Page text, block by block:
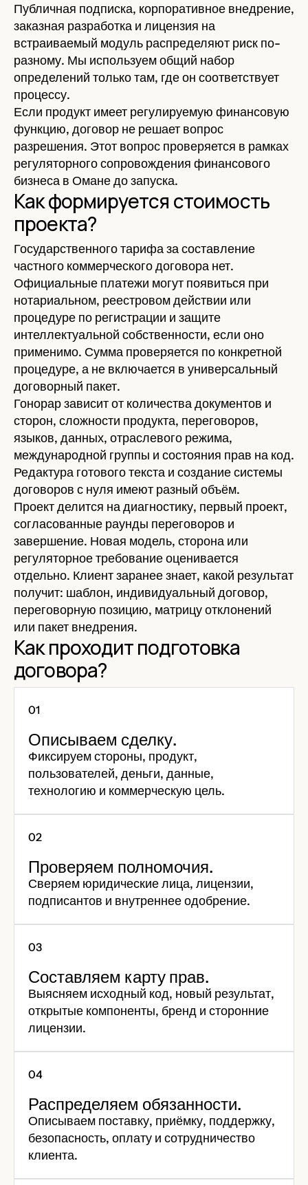
Публичная подписка, корпоративное внедрение,
заказная разработка и лицензия на
встраиваемый модуль распределяют риск по-
разному. Мы используем общий набор
определений только там, где он соответствует
процессу.
Если продукт имеет регулируемую финансовую
функцию, договор не решает вопрос
разрешения. Этот вопрос проверяется в рамках
регуляторного сопровождения финансового
бизнеса в Омане до запуска.
Как формируется стоимость
проекта?
Государственного тарифа за составление
частного коммерческого договора нет.
Официальные платежи могут появиться при
нотариальном, реестровом действии или
процедуре по регистрации и защите
интеллектуальной собственности, если оно
применимо. Сумма проверяется по конкретной
процедуре, а не включается в универсальный
договорный пакет.
Гонорар зависит от количества документов и
сторон, сложности продукта, переговоров,
языков, данных, отраслевого режима,
международной группы и состояния прав на код.
Редактура готового текста и создание системы
договоров с нуля имеют разный объём.
Проект делится на диагностику, первый проект,
согласованные раунды переговоров и
завершение. Новая модель, сторона или
регуляторное требование оценивается
отдельно. Клиент заранее знает, какой результат
получит: шаблон, индивидуальный договор,
переговорную позицию, матрицу отклонений
или пакет внедрения.
Как проходит подготовка
договора?
Описываем сделку.
Фиксируем стороны, продукт,
пользователей, деньги, данные,
технологию и коммерческую цель.
Проверяем полномочия.
Сверяем юридические лица, лицензии,
подписантов и внутреннее одобрение.
Составляем карту прав.
Выясняем исходный код, новый результат,
открытые компоненты, бренд и сторонние
лицензии.
Распределяем обязанности.
Описываем поставку, приёмку, поддержку,
безопасность, оплату и сотрудничество
клиента.